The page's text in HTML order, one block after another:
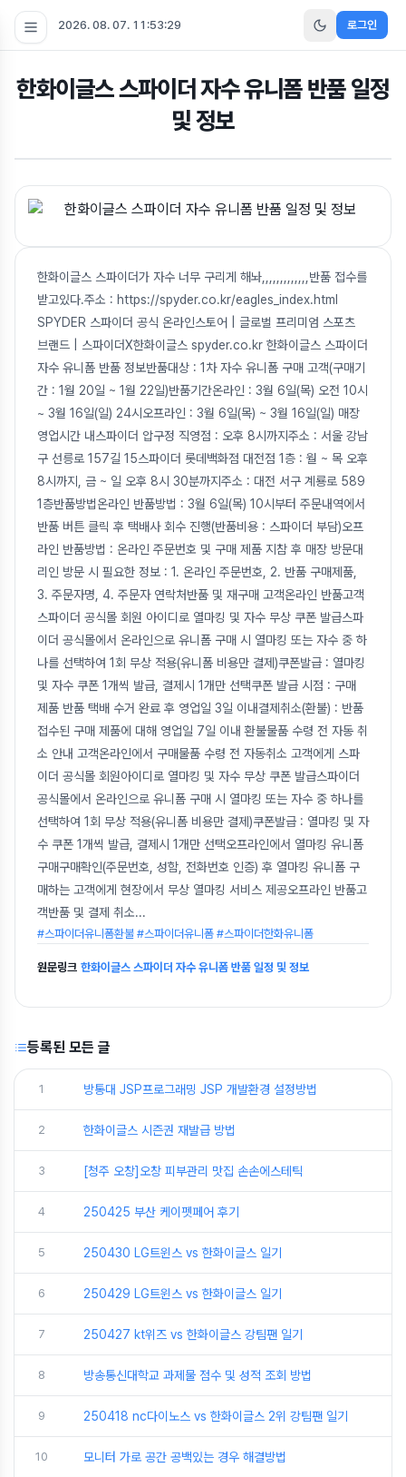
2026. 08. 07. 11:53:30 로그인
한화이글스 스파이더 자수 유니폼 반품 일정
및 정보
한화이글스 스파이더가 자수 너무 구리게 해놔,,,,,,,,,,,,,반품 접수를
받고있다.주소 : https://spyder.co.kr/eagles_index.html
SPYDER 스파이더 공식 온라인스토어 | 글로벌 프리미엄 스포츠
브랜드 | 스파이더X한화이글스 spyder.co.kr 한화이글스 스파이더
자수 유니폼 반품 정보반품대상 : 1차 자수 유니폼 구매 고객(구매기
간 : 1월 20일 ~ 1월 22일)반품기간온라인 : 3월 6일(목) 오전 10시
~ 3월 16일(일) 24시오프라인 : 3월 6일(목) ~ 3월 16일(일) 매장
영업시간 내스파이더 압구정 직영점 : 오후 8시까지주소 : 서울 강남
구 선릉로 157길 15스파이더 롯데백화점 대전점 1층 : 월 ~ 목 오후
8시까지, 금 ~ 일 오후 8시 30분까지주소 : 대전 서구 계룡로 589
1층반품방법온라인 반품방법 : 3월 6일(목) 10시부터 주문내역에서
반품 버튼 클릭 후 택배사 회수 진행(반품비용 : 스파이더 부담)오프
라인 반품방법 : 온라인 주문번호 및 구매 제품 지참 후 매장 방문대
리인 방문 시 필요한 정보 : 1. 온라인 주문번호, 2. 반품 구매제품,
3. 주문자명, 4. 주문자 연락처반품 및 재구매 고객온라인 반품고객
스파이더 공식몰 회원 아이디로 열마킹 및 자수 무상 쿠폰 발급스파
이더 공식몰에서 온라인으로 유니폼 구매 시 열마킹 또는 자수 중 하
나를 선택하여 1회 무상 적용(유니폼 비용만 결제)쿠폰발급 : 열마킹
및 자수 쿠폰 1개씩 발급, 결제시 1개만 선택쿠폰 발급 시점 : 구매
제품 반품 택배 수거 완료 후 영업일 3일 이내결제취소(환불) : 반품
접수된 구매 제품에 대해 영업일 7일 이내 환불물품 수령 전 자동 취
소 안내 고객온라인에서 구매물품 수령 전 자동취소 고객에게 스파
이더 공식몰 회원아이디로 열마킹 및 자수 무상 쿠폰 발급스파이더
공식몰에서 온라인으로 유니폼 구매 시 열마킹 또는 자수 중 하나를
선택하여 1회 무상 적용(유니폼 비용만 결제)쿠폰발급 : 열마킹 및 자
수 쿠폰 1개씩 발급, 결제시 1개만 선택오프라인에서 열마킹 유니폼
구매구매확인(주문번호, 성함, 전화번호 인증) 후 열마킹 유니폼 구
매하는 고객에게 현장에서 무상 열마킹 서비스 제공오프라인 반품고
객반품 및 결제 취소...
#스파이더유니폼환불 #스파이더유니폼 #스파이더한화유니폼
원문링크 한화이글스 스파이더 자수 유니폼 반품 일정 및 정보
등록된 모든 글
1 방통대 JSP프로그래밍 JSP 개발환경 설정방법
2 한화이글스 시즌권 재발급 방법
3 [청주 오창]오창 피부관리 맛집 손손에스테틱
4 250425 부산 케이펫페어 후기
5 250430 LG트윈스 vs 한화이글스 일기
6 250429 LG트윈스 vs 한화이글스 일기
7 250427 kt위즈 vs 한화이글스 강팀팬 일기
8 방송통신대학교 과제물 점수 및 성적 조회 방법
9 250418 nc다이노스 vs 한화이글스 2위 강팀팬 일기
10 모니터 가로 공간 공백있는 경우 해결방법